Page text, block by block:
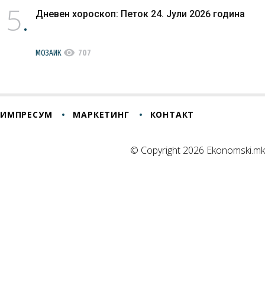
5 Дневен хороскоп: Петок 24. Јули 2026 година
МОЗАИК visibility 707
ИМПРЕСУМ МАРКЕТИНГ КОНТАКТ
© Copyright 2026 Ekonomski.mk